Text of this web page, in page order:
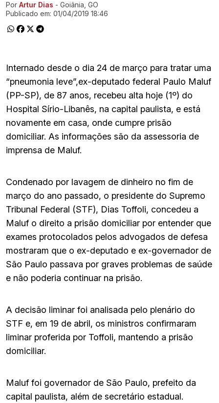
Ir direto pra matéria
Por Artur Dias - Goiânia, GO
Publicado em: 01/04/2019 18:46
Internado desde o dia 24 de março para tratar uma
“pneumonia leve”,ex-deputado federal Paulo Maluf
(PP-SP), de 87 anos, recebeu alta hoje (1º) do
Hospital Sírio-Libanês, na capital paulista, e está
novamente em casa, onde cumpre prisão
domiciliar. As informações são da assessoria de
imprensa de Maluf.
Condenado por lavagem de dinheiro no fim de
março do ano passado, o presidente do Supremo
Tribunal Federal (STF), Dias Toffoli, concedeu a
Maluf o direito a prisão domiciliar por entender que
exames protocolados pelos advogados de defesa
mostraram que o ex-deputado e ex-governador de
São Paulo passava por graves problemas de saúde
e não poderia continuar na prisão.
A decisão liminar foi analisada pelo plenário do
STF e, em 19 de abril, os ministros confirmaram
liminar proferida por Toffoli, mantendo a prisão
domiciliar.
Maluf foi governador de São Paulo, prefeito da
capital paulista, além de secretário estadual.